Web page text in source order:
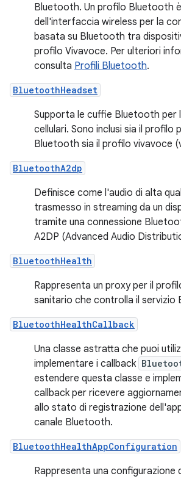
Bluetooth. Un profilo Bluetooth
dell'interfaccia wireless per la
basata su Bluetooth tra
profilo Vivavoce. Per ulteriori
consulta Profili Bluetooth.
BluetoothHeadset
Supporta le cuffie Bluetooth per
cellulari. Sono inclusi sia il profilo
Bluetooth sia il profilo vivavoce
BluetoothA2dp
Definisce come l'audio di alta
trasmesso in streaming da un
tramite una connessione
A2DP (Advanced Audio
BluetoothHealth
Rappresenta un proxy per il
sanitario che controlla il servizio
BluetoothHealthCallback
Una classe astratta che puoi
implementare i callback
estendere questa classe e
callback per ricevere
allo stato di registrazione
canale Bluetooth.
BluetoothHealthAppConfiguration
Rappresenta una configurazione